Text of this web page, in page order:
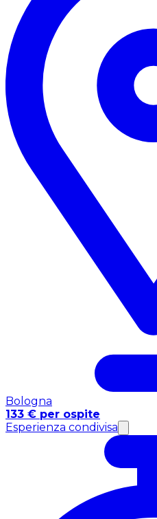
Bologna
133 € per ospite
Esperienza condivisa